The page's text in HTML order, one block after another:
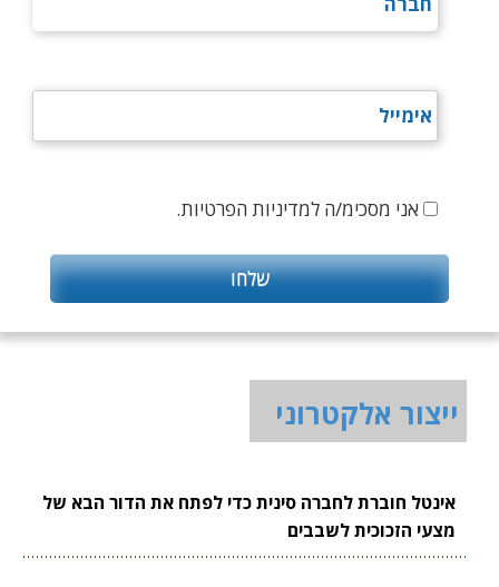
אני מסכימ/ה למדיניות הפרטיות.
ייצור אלקטרוני
אינטל חוברת לחברה סינית כדי לפתח את הדור הבא של
מצעי הזכוכית לשבבים